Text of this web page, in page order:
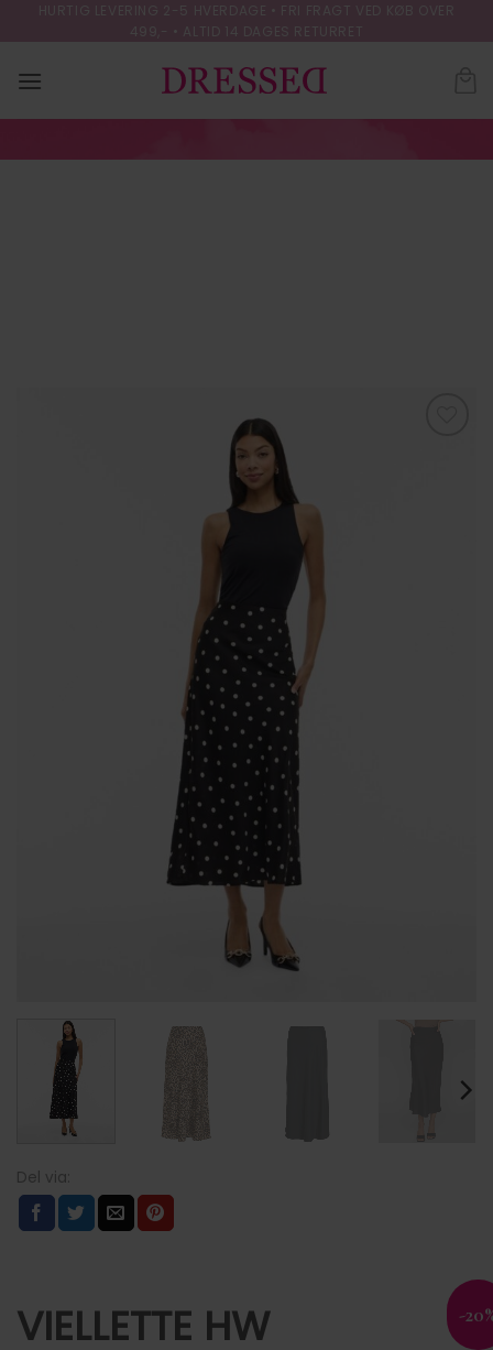
to
content
HURTIG LEVERING 2-5 HVERDAGE • FRI FRAGT VED KØB OVER
499,- • ALTID 14 DAGES RETURRET
-
VIELLETTE HW